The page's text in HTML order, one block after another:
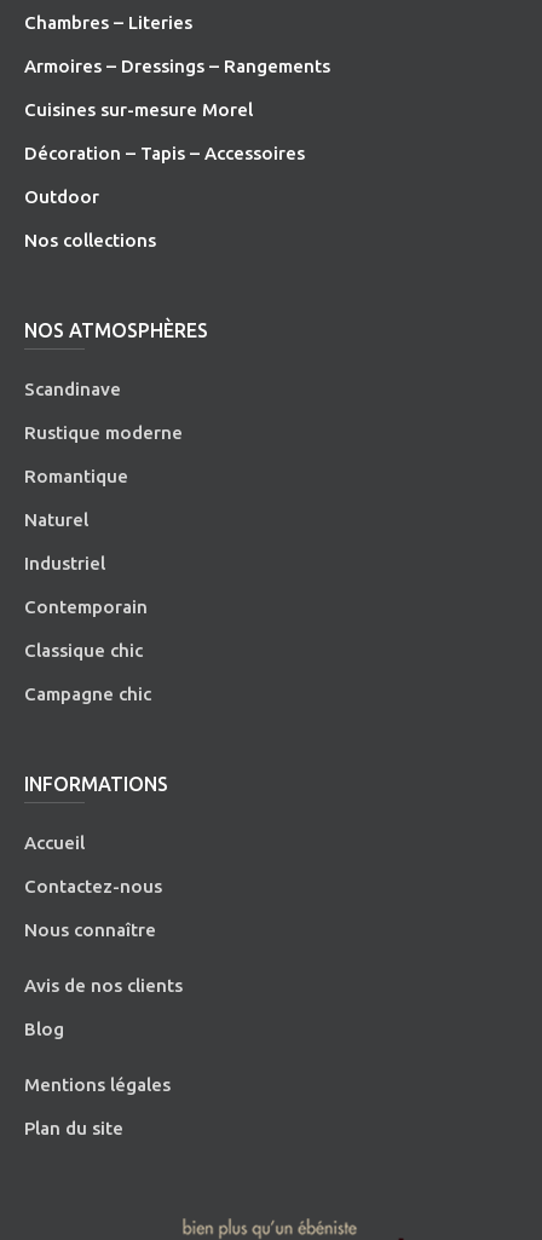
Chambres – Literies
Armoires – Dressings – Rangements
Cuisines sur-mesure Morel
Décoration – Tapis – Accessoires
Outdoor
Nos collections
NOS ATMOSPHÈRES
Scandinave
Rustique moderne
Romantique
Naturel
Industriel
Contemporain
Classique chic
Campagne chic
INFORMATIONS
Accueil
Contactez-nous
Nous connaître
Avis de nos clients
Blog
Mentions légales
Plan du site